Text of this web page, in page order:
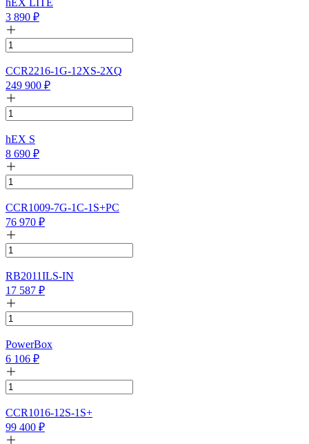
3 890 ₽
CCR2216-1G-12XS-2XQ
249 900 ₽
hEX S
8 690 ₽
CCR1009-7G-1C-1S+PC
76 970 ₽
RB2011ILS-IN
17 587 ₽
PowerBox
6 106 ₽
CCR1016-12S-1S+
99 400 ₽